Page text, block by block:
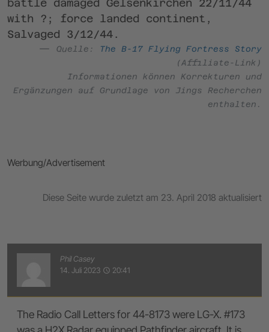
battle damaged Gelsenkirchen 22/11/44
with ?; force landed continent,
Salvaged 3/12/44.
Quelle:
The B-17 Flying Fortress Story
(Affiliate-Link)
Informationen können Korrekturen und
Ergänzungen auf Grundlage von Jings Recherchen
enthalten.
Werbung/Advertisement
Diese Seite wurde zuletzt am 23. April 2018 aktualisiert
Phil Casey
14. Juli 2023 access_time 20:41
The Radio Call Letters for 44-8173 were LG-X. #173